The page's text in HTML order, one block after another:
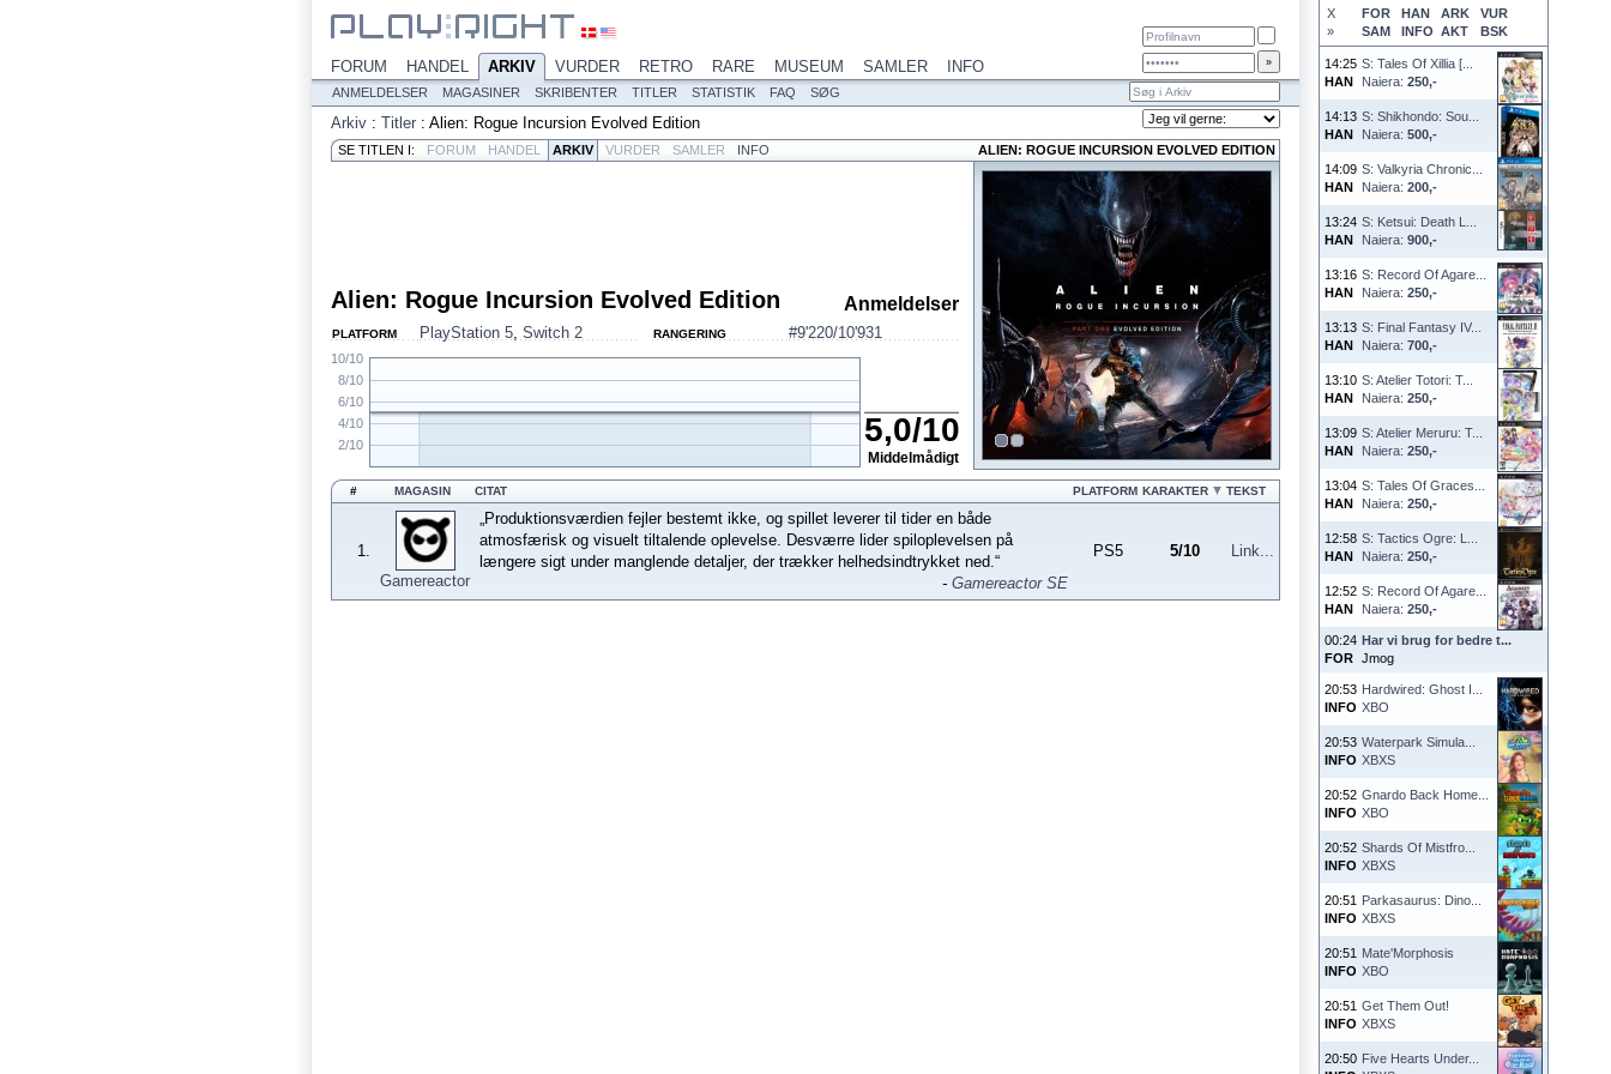
X FOR HAN ARK
VUR
»
SAM INFO AKT BSK
14:25
HAN
S: Tales Of Xillia [...
Naiera: 250,-
14:13
HAN
S: Shikhondo: Sou...
Naiera: 500,-
14:09
HAN
S: Valkyria Chronic...
Naiera: 200,-
13:24
HAN
S: Ketsui: Death L...
Naiera: 900,-
13:16
HAN
S: Record Of Agare...
Naiera: 250,-
13:13
HAN
S: Final Fantasy IV...
Naiera: 700,-
13:10
HAN
S: Atelier Totori: T...
Naiera: 250,-
13:09
HAN
S: Atelier Meruru: T...
Naiera: 250,-
13:04
HAN
S: Tales Of Graces...
Naiera: 250,-
12:58
HAN
S: Tactics Ogre: L...
Naiera: 250,-
12:52
HAN
S: Record Of Agare...
Naiera: 250,-
00:24
FOR
Har vi brug for bedre t...
Jmog
20:53
INFO
Hardwired: Ghost I...
XBO
20:53
INFO
Waterpark Simula...
XBXS
20:52
INFO
Gnardo Back Home...
XBO
20:52
INFO
Shards Of Mistfro...
XBXS
20:51
INFO
Parkasaurus: Dino...
XBXS
20:51
INFO
Mate'Morphosis
XBO
20:51
INFO
Get Them Out!
XBXS
20:50 Five Hearts Under...
FORUM HANDEL ARKIV VURDER RETRO RARE MUSEUM SAMLER INFO
ANMELDELSER MAGASINER SKRIBENTER TITLER STATISTIK FAQ SØG
Arkiv : Titler : Alien: Rogue Incursion Evolved Edition
SE TITLEN I: FORUM HANDEL ARKIV VURDER SAMLER INFO ALIEN: ROGUE INCURSION EVOLVED EDITION
Alien: Rogue Incursion Evolved Edition Anmeldelser
PLATFORM PlayStation 5, Switch 2 RANGERING #9'220/10'931
2/10
4/10
6/10
8/10
10/10
5,0/10
Middelmådigt
# MAGASIN CITAT PLATFORM KARAKTER TEKST
1.
Gamereactor
„Produktionsværdien fejler bestemt ikke, og spillet leverer til tider en både
atmosfærisk og visuelt tiltalende oplevelse. Desværre lider spiloplevelsen på
længere sigt under manglende detaljer, der trækker helhedsindtrykket ned.“
- Gamereactor SE
PS5 5/10 Link...